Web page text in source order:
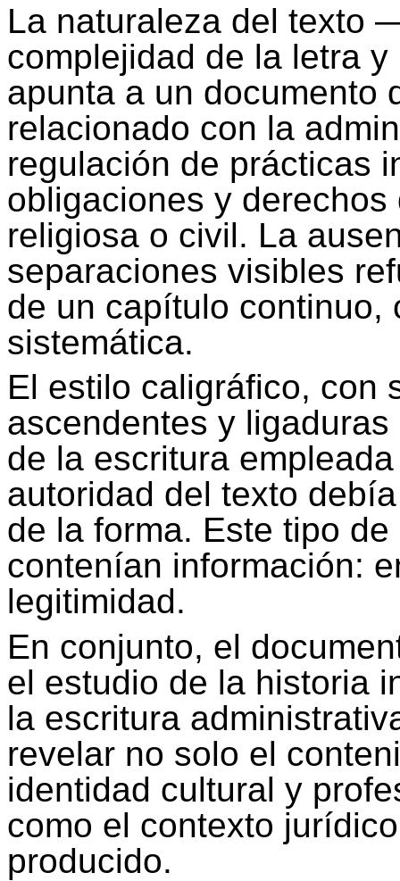
La naturaleza del texto
complejidad de la letra
apunta a un documento
relacionado con la
regulación de prácticas
obligaciones y
religiosa o civil. La
separaciones visibles
de un capítulo continuo,
sistemática.
El estilo caligráfico, con
ascendentes y
de la escritura
autoridad del texto
de la forma. Este tipo
contenían información:
legitimidad.
En conjunto, el
el estudio de la historia
la escritura
revelar no solo el
identidad cultural y
como el contexto
producido.